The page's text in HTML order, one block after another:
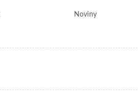
Noviny